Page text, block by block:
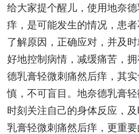
给大家提个醒儿，使用地奈
痒，是可能发生的情况，患
了解原因，正确应对，并及
好地控制病情，减缓痛苦，
德乳膏轻微刺痛然后痒，其
慎，不可盲目。地奈德乳膏
时刻关注自己的身体反应，
乳膏轻微刺痛然后痒，更重